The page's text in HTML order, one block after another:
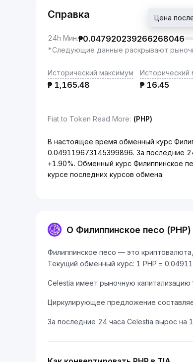
Справка
24h Мин.₱0.047920239266268046
Цена
*Следующие данные раскрывают
Исторический максимум
₱ 1,165.48
Исторический
₱ 16.45
Fiat to Token Read More: (PHP)
В настоящее время обменный курс
0.049119673145399896. За последние
+1.90%. Обменный курс Филиппинское
курсе последних курсов обмена.
О Филиппинское песо (PHP)
Филиппинское песо — это
Текущий обменный курс: 1 PHP =
Celestia имеет рыночную
Циркулирующее предложение
За последние 24 часа Celestia вырос на